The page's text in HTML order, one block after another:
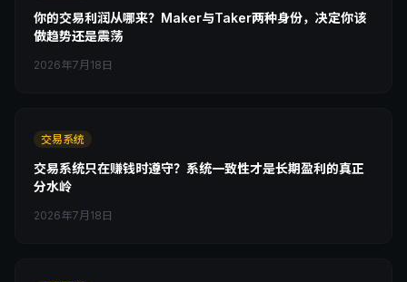
你的交易利润从哪来？Maker与Taker两种身份，决定你该
做趋势还是震荡
2026年7月18日
交易系统
交易系统只在赚钱时遵守？系统一致性才是长期盈利的真正
分水岭
2026年7月18日